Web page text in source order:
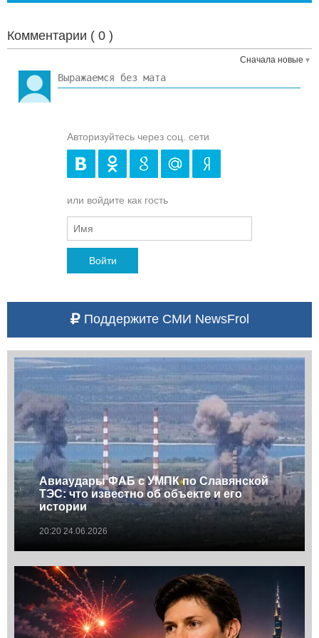
Комментарии ( 0 )
Сначала новые
Авторизуйтесь через соц. сети
или войдите как гость
Войти
Поддержите СМИ NewsFrol
Авиаудары ФАБ с УМПК по Славянской
ТЭС: что известно об объекте и его
истории
20:20 24.06.2026